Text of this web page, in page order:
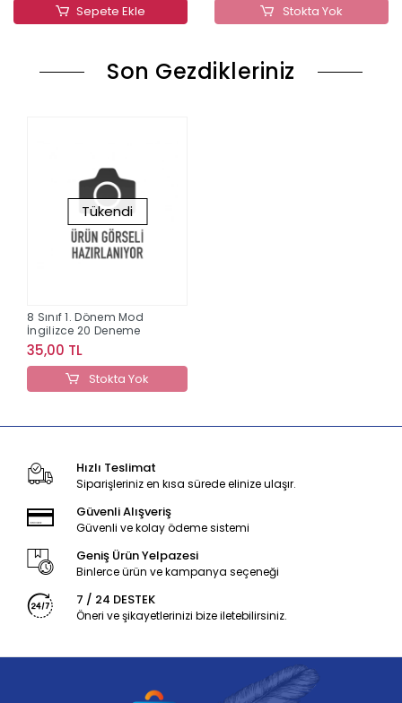
Sepete Ekle Stokta Yok
Son Gezdikleriniz
Tükendi
8 Sınıf 1. Dönem Mod
İngilizce 20 Deneme
35,00 TL
Stokta Yok
Hızlı Teslimat
Siparişleriniz en kısa sürede elinize ulaşır.
Güvenli Alışveriş
Güvenli ve kolay ödeme sistemi
Geniş Ürün Yelpazesi
Binlerce ürün ve kampanya seçeneği
7 / 24 DESTEK
Öneri ve şikayetlerinizi bize iletebilirsiniz.